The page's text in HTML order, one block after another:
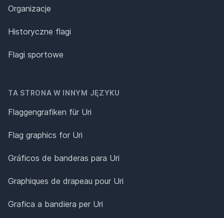
Organizacje
Historyczne flagi
Flagi sportowe
TA STRONA W INNYM JĘZYKU
Flaggengrafiken für Uri
Flag graphics for Uri
Gráficos de banderas para Uri
Graphiques de drapeau pour Uri
Grafica a bandiera per Uri